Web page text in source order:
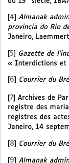
4
Almanak
provincia do Rio
Janeiro,
[5] Gazette de
« Interdictions et
6 Courrier du
[7] Archives de
registre des
registres des
Janeiro, 14
8 Courrier du
[9] Almanak